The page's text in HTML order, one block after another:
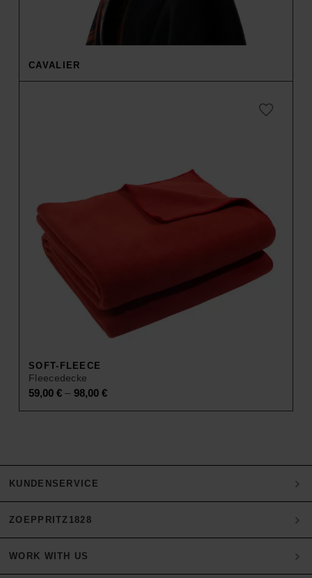
CAVALIER
SOFT-FLEECE
Fleecedecke
59,00 € – 98,00 €
KUNDENSERVICE
Mein Konto
Zahlung
Versand & Retoure
ZOEPPRITZ1828
Heritage Quality Passion
WORK WITH US